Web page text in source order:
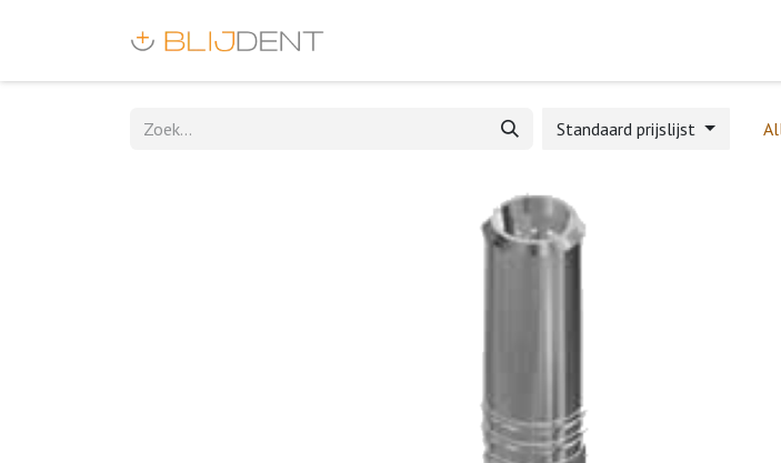
Standaard prijslijst